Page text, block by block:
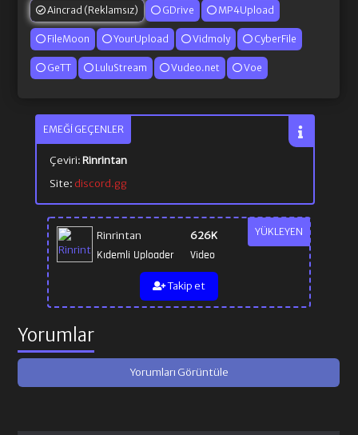
Aincrad (Reklamsız) GDrive MP4Upload
FileMoon YourUpload Vidmoly CyberFile
GeTT LuluStream Vudeo.net Voe
YÜKLEYEN
Rinrintan
Kıdemli Uploader
626K
Video
Takip et
EMEĞI GEÇENLER
Çeviri:Rinrintan
Site: discord.gg
Yorumlar
Yorumları Görüntüle